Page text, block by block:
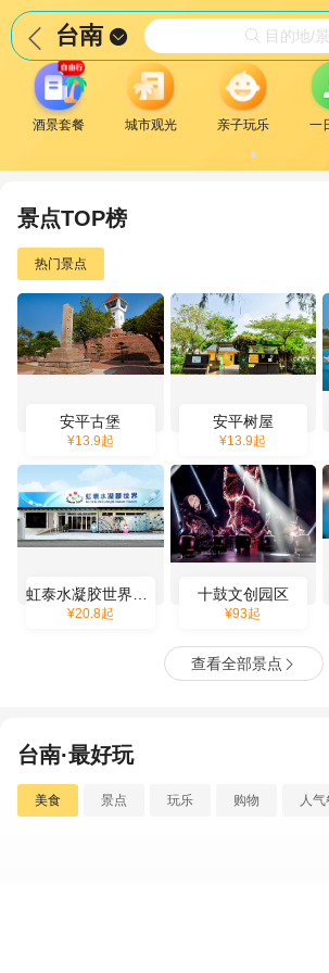
 台南   目的地/
酒景套餐 城市观光 亲子玩乐 一
景点TOP榜
热门景点
安平古堡
¥13.9起
安平树屋
¥13.9起
¥20.8起
十鼓文创园区
¥93起
查看全部景点 
台南·最好玩
美食 景点 玩乐 购物 人